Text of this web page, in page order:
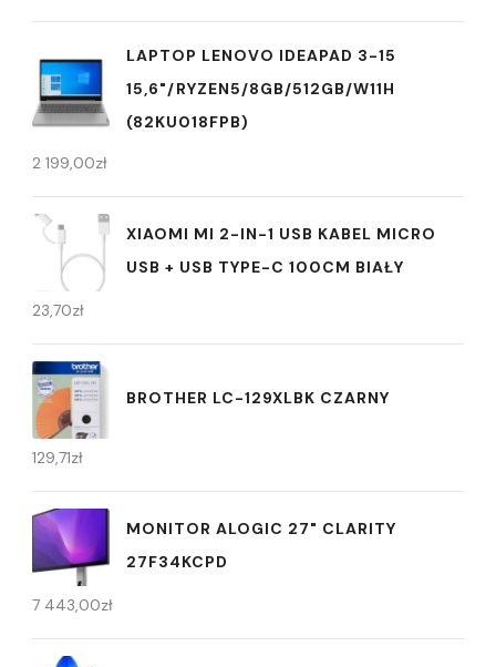
LAPTOP LENOVO IDEAPAD 3-15
15,6"/RYZEN5/8GB/512GB/W11H
(82KU018FPB)
2 199,00zł
XIAOMI MI 2-IN-1 USB KABEL MICRO
USB + USB TYPE-C 100CM BIAŁY
23,70zł
BROTHER LC-129XLBK CZARNY
129,71zł
MONITOR ALOGIC 27" CLARITY
27F34KCPD
7 443,00zł